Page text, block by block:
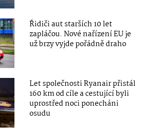
Řidiči aut starších 10 let
zapláčou. Nové nařízení EU je
už brzy vyjde pořádně draho
Let společnosti Ryanair přistál
160 km od cíle a cestující byli
uprostřed noci ponecháni
osudu